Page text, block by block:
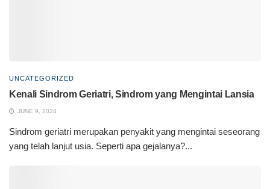
UNCATEGORIZED
Kenali Sindrom Geriatri, Sindrom yang Mengintai Lansia
JUNE 9, 2024
Sindrom geriatri merupakan penyakit yang mengintai seseorang
yang telah lanjut usia. Seperti apa gejalanya?...